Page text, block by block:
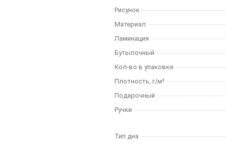
Рисунок
Материал
Ламинация
Бутылочный
Кол-во в упаковке
Плотность, г/м²
Подарочный
Ручки
Тип дна